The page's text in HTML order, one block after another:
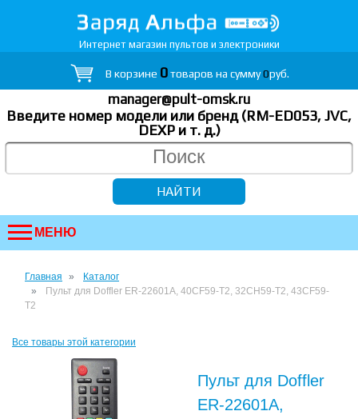
Интернет магазин пультов и электроники
В корзине 0товаров на сумму0руб.
manager@pult-omsk.ru
Введите номер модели или бренд (RM-ED053, JVC,
DEXP и т. д.)
МЕНЮ
Главная
Каталог
Пульт для Doffler ER-22601A, 40CF59-T2, 32CH59-T2, 43CF59-
T2
Все товары этой категории
Пульт для Doffler
ER-22601A,